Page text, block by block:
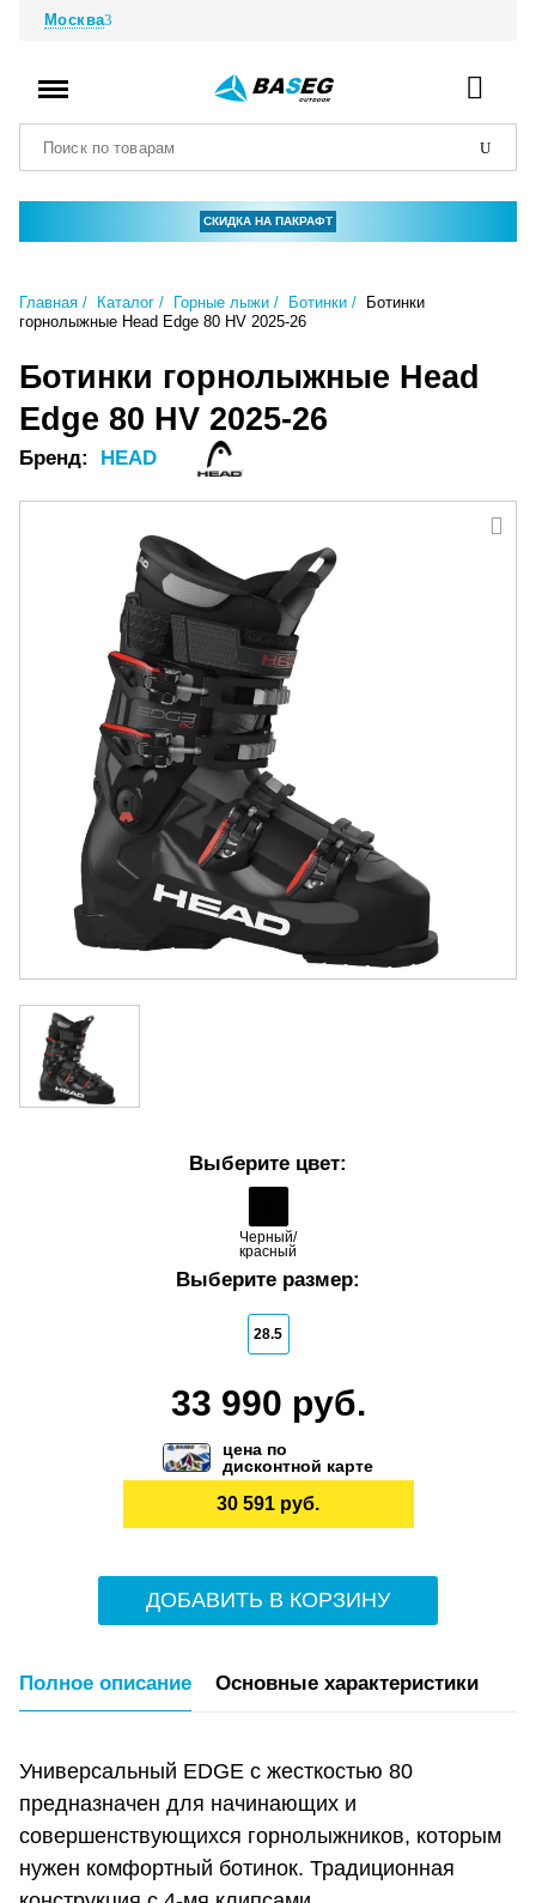
Москва
СКИДКА НА ПАКРАФТ
Главная Каталог Горные лыжи Ботинки
Ботинки
горнолыжные Head Edge 80 HV 2025-26
Ботинки горнолыжные Head
Edge 80 HV 2025-26
Бренд: HEAD
Выберите цвет:
Черный/
красный
Выберите размер:
28.5
33 990 руб.
цена по
дисконтной карте
30 591 руб.
ДОБАВИТЬ В КОРЗИНУ
Полное описание Основные характеристики
Универсальный EDGE с жесткостью 80
предназначен для начинающих и
совершенствующихся горнолыжников, которым
нужен комфортный ботинок. Традиционная